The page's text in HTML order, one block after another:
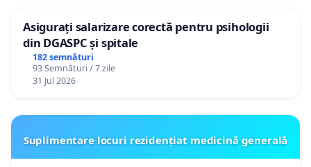
Asigurați salarizare corectă pentru psihologii
din DGASPC și spitale
182 semnături
93 Semnături / 7 zile
31 Jul 2026
Suplimentare locuri rezidențiat medicină generală